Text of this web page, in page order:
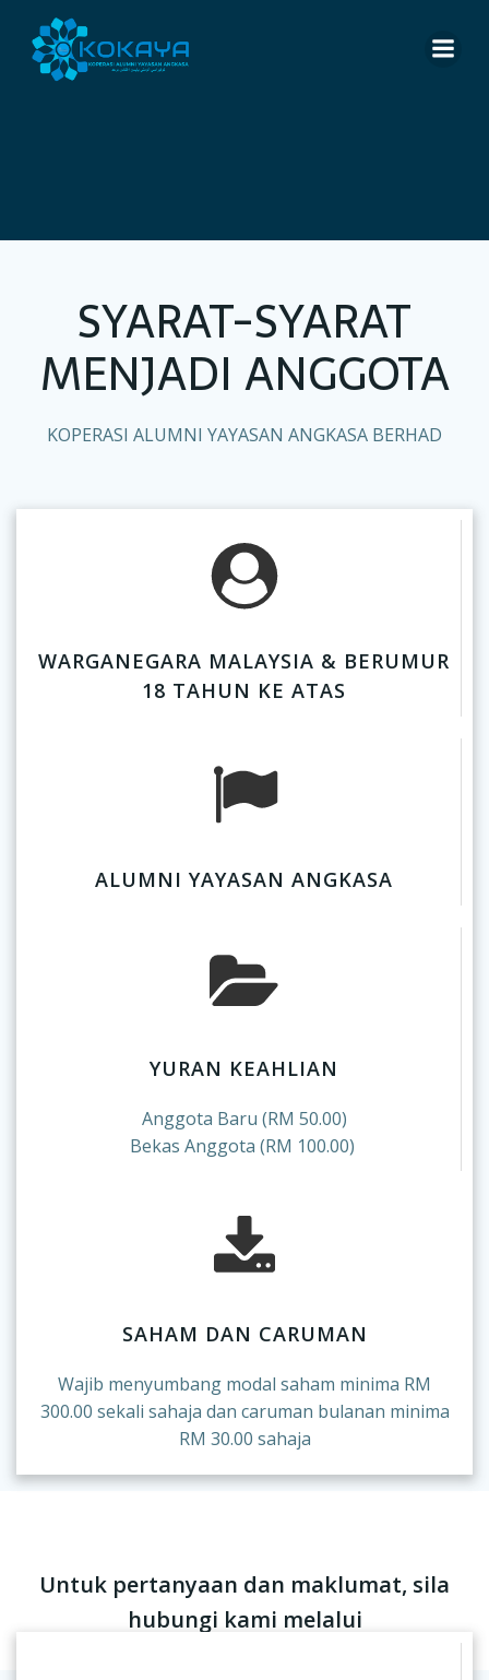
SYARAT-SYARAT
MENJADI ANGGOTA
KOPERASI ALUMNI YAYASAN ANGKASA BERHAD
WARGANEGARA MALAYSIA & BERUMUR
18 TAHUN KE ATAS
ALUMNI YAYASAN ANGKASA
YURAN KEAHLIAN
Anggota Baru (RM 50.00)
Bekas Anggota (RM 100.00)
SAHAM DAN CARUMAN
Wajib menyumbang modal saham minima RM
300.00 sekali sahaja dan caruman bulanan minima
RM 30.00 sahaja
Untuk pertanyaan dan maklumat, sila
hubungi kami melalui